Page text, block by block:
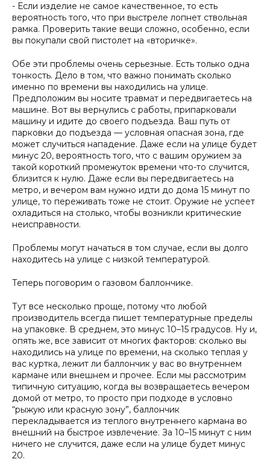
- Если изделие не самое качественное, то есть
вероятность того, что при выстреле лопнет ствольная
рамка. Проверить такие вещи сложно, особенно, если
вы покупали свой пистолет на «вторичке».
Обе эти проблемы очень серьезные. Есть только одна
тонкость. Дело в том, что важно понимать сколько
именно по времени вы находились на улице.
Предположим вы носите травмат и передвигаетесь на
машине. Вот вы вернулись с работы, припарковали
машину и идите до своего подъезда. Ваш путь от
парковки до подъезда — условная опасная зона, где
может случиться нападение. Даже если на улице будет
минус 20, вероятность того, что с вашим оружием за
такой короткий промежуток времени что-то случится,
близится к нулю. Даже если вы передвигаетесь на
метро, и вечером вам нужно идти до дома 15 минут по
улице, то переживать тоже не стоит. Оружие не успеет
охладиться на столько, чтобы возникли критические
неисправности.
Проблемы могут начаться в том случае, если вы долго
находитесь на улице с низкой температурой.
Теперь поговорим о газовом баллончике.
Тут все несколько проще, потому что любой
производитель всегда пишет температурные пределы
на упаковке. В среднем, это минус 10–15 градусов. Ну и,
опять же, все зависит от многих факторов: сколько вы
находились на улице по времени, на сколько теплая у
вас куртка, лежит ли баллончик у вас во внутреннем
кармане или внешнем и прочее. Если мы рассмотрим
типичную ситуацию, когда вы возвращаетесь вечером
домой от метро, то просто при подходе в условно
“рыжую или красную зону”, баллончик
перекладывается из теплого внутреннего кармана во
внешний на быстрое извлечение. За 10–15 минут с ним
ничего не случится, даже если на улице будет минус
20.